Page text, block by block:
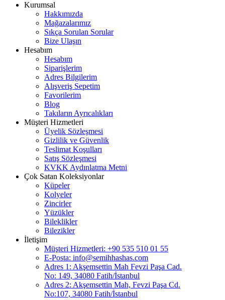
Kurumsal
Hakkımızda
Mağazalarımız
Sıkça Sorulan Sorular
Bize Ulaşın
Hesabım
Hesabım
Siparişlerim
Adres Bilgilerim
Alışveriş Sepetim
Favorilerim
Blog
Takıların Ayrıcalıkları
Müşteri Hizmetleri
Üyelik Sözleşmesi
Gizlilik ve Güvenlik
Teslimat Koşulları
Satış Sözleşmesi
KVKK Aydınlatma Metni
Çok Satan Koleksiyonlar
Küpeler
Kolyeler
Zincirler
Yüzükler
Bileklikler
Bilezikler
İletişim
Müşteri Hizmetleri: +90 535 510 01 55
E-Posta: info@semihhashas.com
Adres 1: Akşemsettin Mah Fevzi Paşa Cad.
No: 149, 34080 Fatih/İstanbul
Adres 2: Akşemsettin Mah, Fevzi Paşa Cd.
No:107, 34080 Fatih/İstanbul